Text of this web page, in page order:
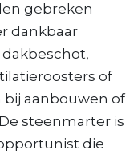
gebreken
dankbaar
of
aanbouwen of
steenmarter is
die